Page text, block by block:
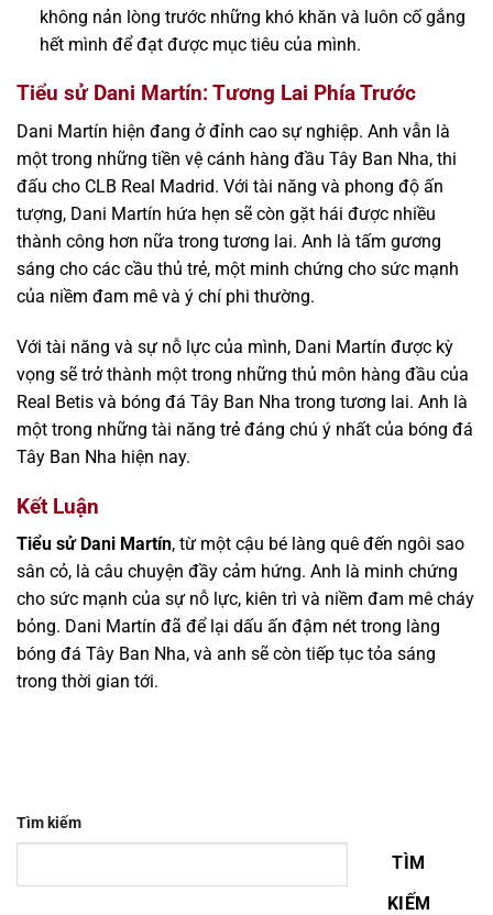
không nản lòng trước những khó khăn và luôn cố gắng
hết mình để đạt được mục tiêu của mình.
Tiểu sử Dani Martín: Tương Lai Phía Trước
Dani Martín hiện đang ở đỉnh cao sự nghiệp. Anh vẫn là
một trong những tiền vệ cánh hàng đầu Tây Ban Nha, thi
đấu cho CLB Real Madrid. Với tài năng và phong độ ấn
tượng, Dani Martín hứa hẹn sẽ còn gặt hái được nhiều
thành công hơn nữa trong tương lai. Anh là tấm gương
sáng cho các cầu thủ trẻ, một minh chứng cho sức mạnh
của niềm đam mê và ý chí phi thường.
Với tài năng và sự nỗ lực của mình, Dani Martín được kỳ
vọng sẽ trở thành một trong những thủ môn hàng đầu của
Real Betis và bóng đá Tây Ban Nha trong tương lai. Anh là
một trong những tài năng trẻ đáng chú ý nhất của bóng đá
Tây Ban Nha hiện nay.
Kết Luận
Tiểu sử Dani Martín, từ một cậu bé làng quê đến ngôi sao
sân cỏ, là câu chuyện đầy cảm hứng. Anh là minh chứng
cho sức mạnh của sự nỗ lực, kiên trì và niềm đam mê cháy
bỏng. Dani Martín đã để lại dấu ấn đậm nét trong làng
bóng đá Tây Ban Nha, và anh sẽ còn tiếp tục tỏa sáng
trong thời gian tới.
Tìm kiếm
TÌM
KIẾM